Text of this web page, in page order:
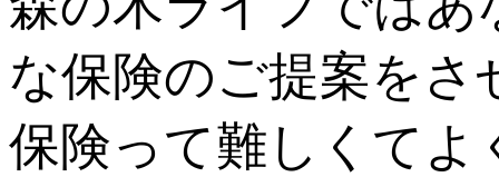
な保険のご提案を
保険って難しくて